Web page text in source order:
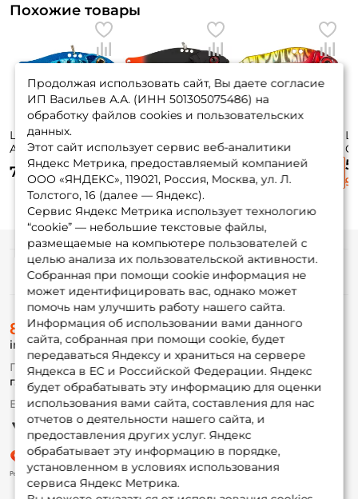
Похожие товары
Цикада Strike Pro
Astro Vibe 65мм.
26,3гр. #135OBE-
UV
745 ₽
Cyber Vibe 55мм.
17гр. #NS08SUVL
600 ₽
Gomoku Ultra
Blade #07 4см. 7.5
гр. #CLN
590 ₽
980 ₽
Продолжая использовать сайт, Вы даете согласие
ИП Васильев А.А. (ИНН 501305075486) на
обработку файлов cookies и пользовательских
данных.
Этот сайт использует сервис веб-аналитики
Яндекс Метрика, предоставляемый компанией
ООО «ЯНДЕКС», 119021, Россия, Москва, ул. Л.
Толстого, 16 (далее — Яндекс).
Сервис Яндекс Метрика использует технологию
“cookie” — небольшие текстовые файлы,
размещаемые на компьютере пользователей с
целью анализа их пользовательской активности.
Собранная при помощи cookie информация не
может идентифицировать вас, однако может
помочь нам улучшить работу нашего сайта.
Информация об использовании вами данного
сайта, собранная при помощи cookie, будет
передаваться Яндексу и храниться на сервере
Яндекса в ЕС и Российской Федерации. Яндекс
будет обрабатывать эту информацию для оценки
использования вами сайта, составления для нас
отчетов о деятельности нашего сайта, и
предоставления других услуг. Яндекс
обрабатывает эту информацию в порядке,
установленном в условиях использования
сервиса Яндекс Метрика.
Информация
О магазине
Доставка
Оплата
Fox-bonus
Гуру
Партнерская программа
8 (495) 532-77-88
info@foxfishing.ru
По вопросам с заказом
г. Москва, ул. Плеханова д.7
Ежедневно 10:00 до 20:00